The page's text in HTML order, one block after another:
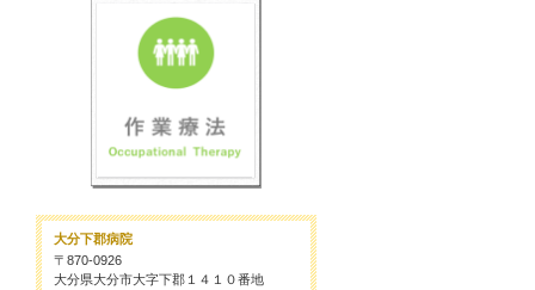
大分下郡病院
〒870-0926
大分県大分市大字下郡１４１０番地